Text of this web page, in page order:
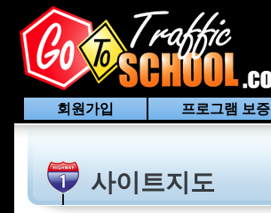
회원가입 프로그램 보증
사이트지도